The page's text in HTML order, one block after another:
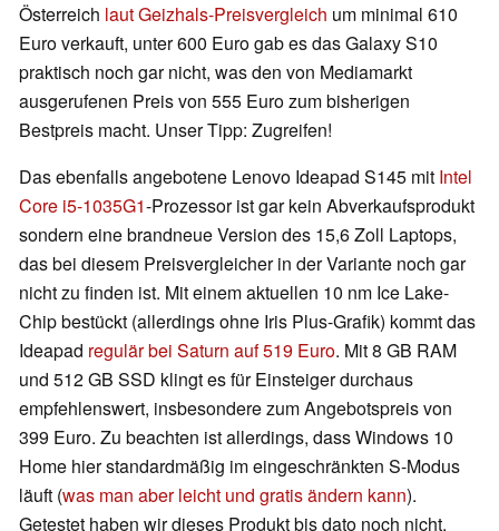
Österreich laut Geizhals-Preisvergleich um minimal 610
Euro verkauft, unter 600 Euro gab es das Galaxy S10
praktisch noch gar nicht, was den von Mediamarkt
ausgerufenen Preis von 555 Euro zum bisherigen
Bestpreis macht. Unser Tipp: Zugreifen!
Das ebenfalls angebotene Lenovo Ideapad S145 mit Intel
Core i5-1035G1-Prozessor ist gar kein Abverkaufsprodukt
sondern eine brandneue Version des 15,6 Zoll Laptops,
das bei diesem Preisvergleicher in der Variante noch gar
nicht zu finden ist. Mit einem aktuellen 10 nm Ice Lake-
Chip bestückt (allerdings ohne Iris Plus-Grafik) kommt das
Ideapad regulär bei Saturn auf 519 Euro. Mit 8 GB RAM
und 512 GB SSD klingt es für Einsteiger durchaus
empfehlenswert, insbesondere zum Angebotspreis von
399 Euro. Zu beachten ist allerdings, dass Windows 10
Home hier standardmäßig im eingeschränkten S-Modus
läuft (was man aber leicht und gratis ändern kann).
Getestet haben wir dieses Produkt bis dato noch nicht.